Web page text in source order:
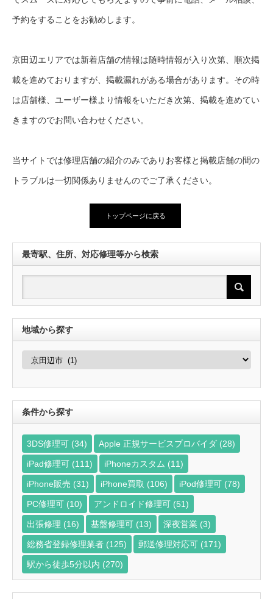
予約をすることをお勧めします。
京田辺エリアでは新着店舗の情報は随時情報が入り次第、順次掲
載を進めておりますが、掲載漏れがある場合があります。その時
は店舗様、ユーザー様より情報をいただき次第、掲載を進めてい
きますのでお問い合わせください。
当サイトでは修理店舗の紹介のみでありお客様と掲載店舗の間の
トラブルは一切関係ありませんのでご了承ください。
トップページに戻る
最寄駅、住所、対応修理等から検索
地域から探す
地
探
す
条件から探す
3DS修理可 (34) Apple 正規サービスプロバイダ (28)
iPad修理可 (111) iPhoneカスタム (11)
iPhone販売 (31) iPhone買取 (106) iPod修理可 (78)
PC修理可 (10) アンドロイド修理可 (51)
出張修理 (16) 基盤修理可 (13) 深夜営業 (3)
総務省登録修理業者 (125) 郵送修理対応可 (171)
駅から徒歩5分以内 (270)